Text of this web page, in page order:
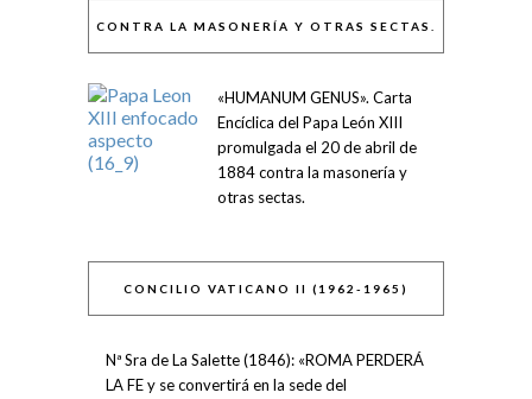
CONTRA LA MASONERÍA Y OTRAS SECTAS.
«HUMANUM GENUS». Carta
Encíclica del Papa León XIII
promulgada el 20 de abril de
1884 contra la masonería y
otras sectas.
CONCILIO VATICANO II (1962-1965)
Nª Sra de La Salette (1846): «ROMA PERDERÁ
LA FE y se convertirá en la sede del